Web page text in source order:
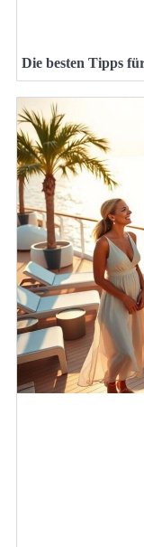
Die besten Tipps